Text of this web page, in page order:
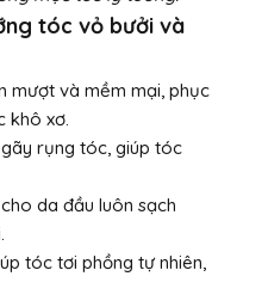
tóc vỏ bưởi và
mượt và mềm mại, phục
khô xơ.
rụng tóc, giúp tóc
da đầu luôn sạch
tóc tơi phồng tự nhiên,